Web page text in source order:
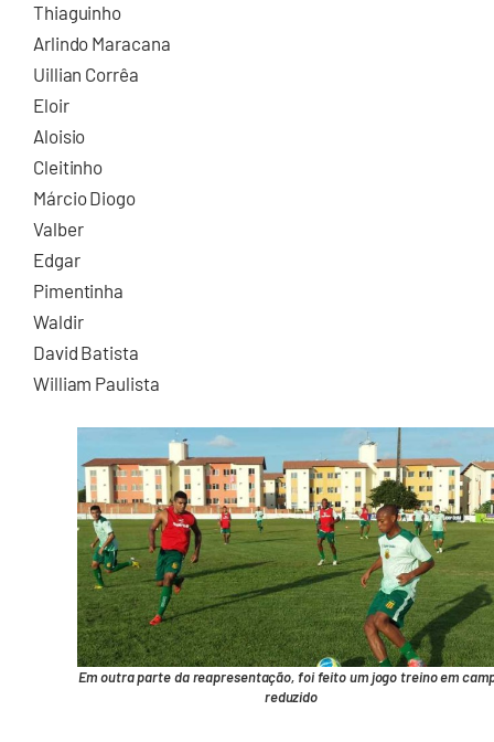
Thiaguinho
Arlindo Maracana
Uillian Corrêa
Eloir
Aloisio
Cleitinho
Márcio Diogo
Valber
Edgar
Pimentinha
Waldir
David Batista
William Paulista
Em outra parte da reapresentação, foi feito um jogo treino em
reduzido